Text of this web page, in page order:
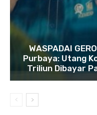
WASPADAI
Purbaya: Utang
Triliun Dibayar